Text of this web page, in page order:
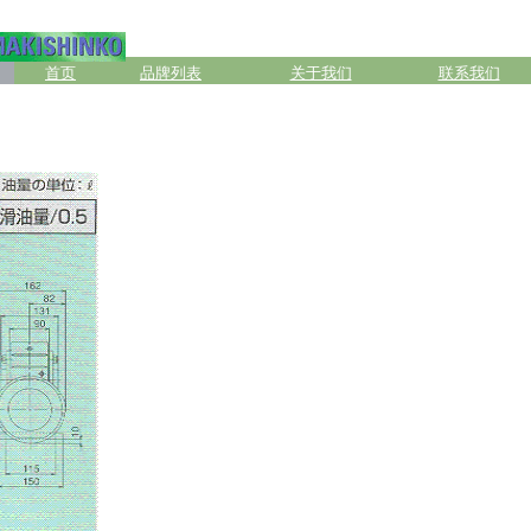
首页 品牌列表 关于我们 联系我们